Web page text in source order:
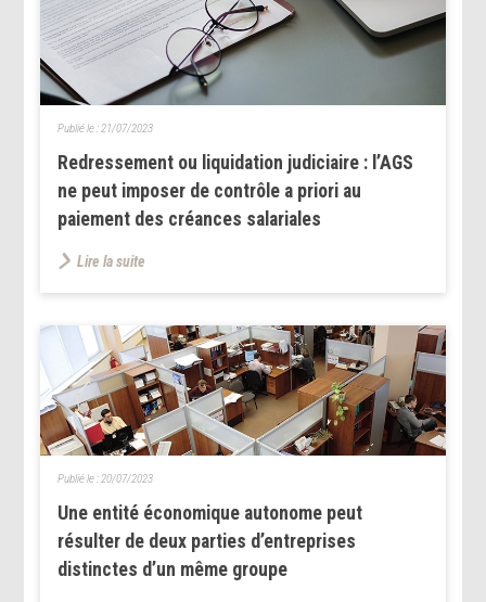
Redressement ou liquidation judiciaire : l’AGS
ne peut imposer de contrôle a priori au
paiement des créances salariales
Publié le : 21/07/2023
Lire la suite
Une entité économique autonome peut
résulter de deux parties d’entreprises
distinctes d’un même groupe
Publié le : 20/07/2023